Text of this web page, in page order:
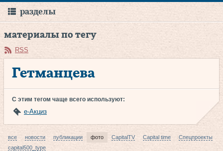
разделы
материалы по тегу
RSS
Гетманцева
С этим тегом чаще всего используют:
е-Акциз
все новости публикации фото CapitalTV Capital time
Спецпроекты
capital500_type